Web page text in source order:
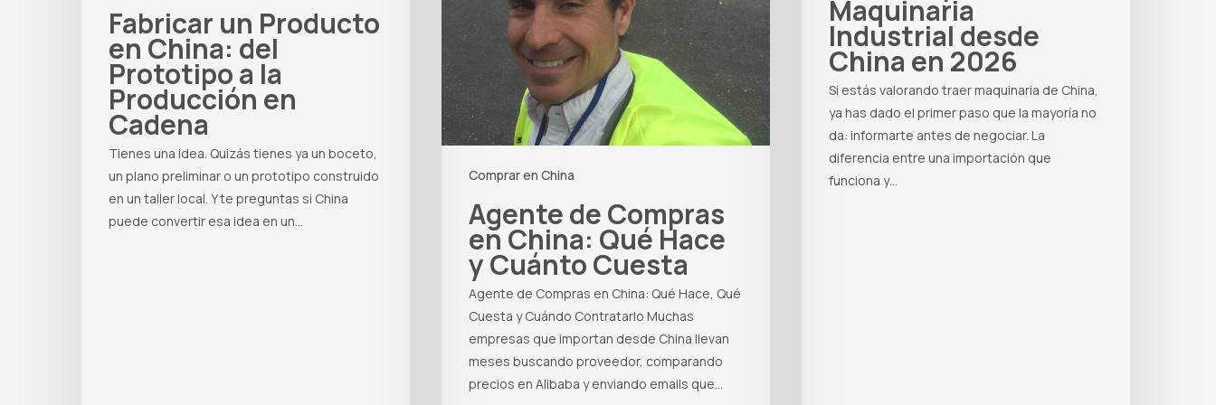
Fabricar un Producto
en China: del
Prototipo a la
Producción en
Cadena
Tienes una idea. Quizás tienes ya un boceto,
un plano preliminar o un prototipo construido
en un taller local. Y te preguntas si China
puede convertir esa idea en un…
Comprar en China
Agente de Compras
en China: Qué Hace
y Cuánto Cuesta
Agente de Compras en China: Qué Hace, Qué
Cuesta y Cuándo Contratarlo Muchas
empresas que importan desde China llevan
meses buscando proveedor, comparando
precios en Alibaba y enviando emails que…
Maquinaria
Industrial desde
China en 2026
Si estás valorando traer maquinaria de China,
ya has dado el primer paso que la mayoría no
da: informarte antes de negociar. La
diferencia entre una importación que
funciona y…